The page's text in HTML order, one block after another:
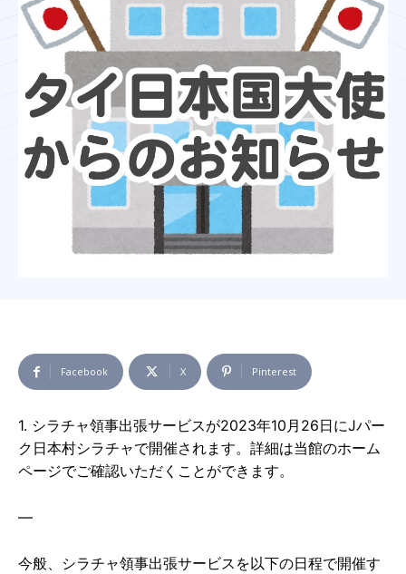
Facebook X Pinterest
1. シラチャ領事出張サービスが2023年10月26日にJパー
ク日本村シラチャで開催されます。詳細は当館のホーム
ページでご確認いただくことができます。
—
今般、シラチャ領事出張サービスを以下の日程で開催す